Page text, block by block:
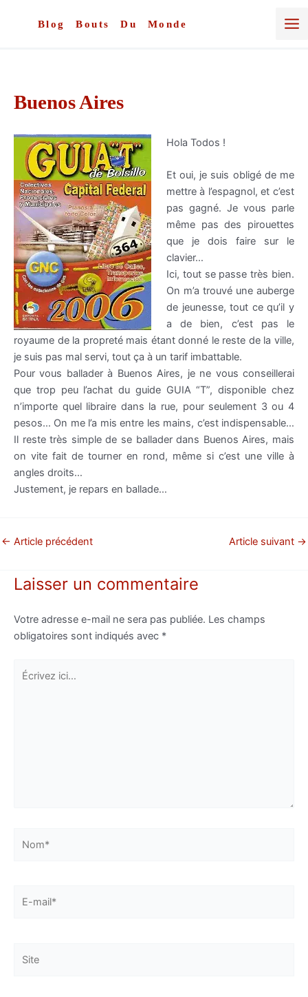
Blog Bouts Du Monde
Buenos Aires
Hola Todos !
Et oui, je suis obligé de me
mettre à l’espagnol, et c’est
pas gagné. Je vous parle
même pas des pirouettes
que je dois faire sur le
clavier…
Ici, tout se passe très bien.
On m’a trouvé une auberge
de jeunesse, tout ce qu’il y
a de bien, c’est pas le
royaume de la propreté mais étant donné le reste de la ville,
je suis pas mal servi, tout ça à un tarif imbattable.
Pour vous ballader à Buenos Aires, je ne vous conseillerai
que trop peu l’achat du guide GUIA “T”, disponible chez
n’importe quel libraire dans la rue, pour seulement 3 ou 4
pesos… On me l’a mis entre les mains, c’est indispensable…
Il reste très simple de se ballader dans Buenos Aires, mais
on vite fait de tourner en rond, même si c’est une ville à
angles droits…
Justement, je repars en ballade…
← Article précédent Article suivant →
Laisser un commentaire
Votre adresse e-mail ne sera pas publiée. Les champs
obligatoires sont indiqués avec *
Écrivez
ici…
mail*